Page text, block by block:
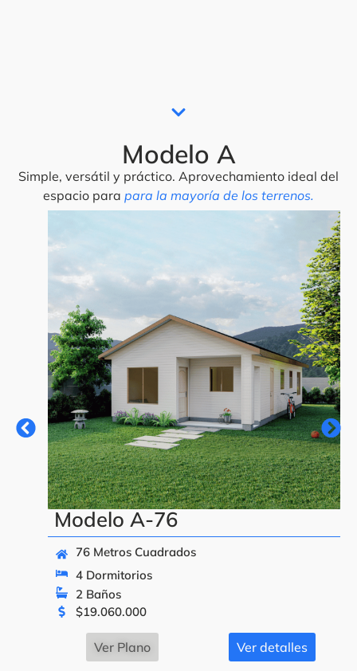
Modelo A
Simple, versátil y práctico. Aprovechamiento ideal del
espacio para para la mayoría de los terrenos.
Modelo A-76
76 Metros Cuadrados
4 Dormitorios
2 Baños
$19.060.000
Ver Plano Ver detalles